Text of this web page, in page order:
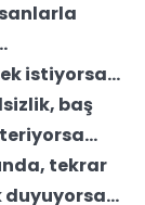
istiyorsa…
baş
tekrar
duyuyorsa…